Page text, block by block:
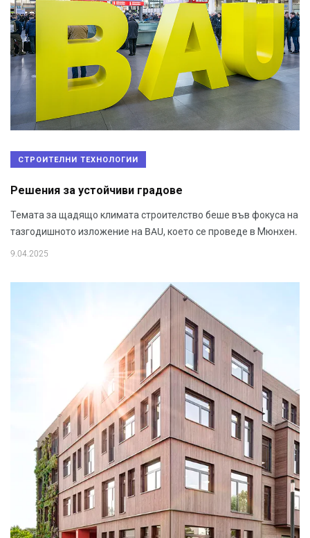
СТРОИТЕЛНИ ТЕХНОЛОГИИ
Решения за устойчиви градове
Темата за щадящо климата строителство беше във фокуса на
тазгодишното изложение на BAU, което се проведе в Мюнхен.
9.04.2025